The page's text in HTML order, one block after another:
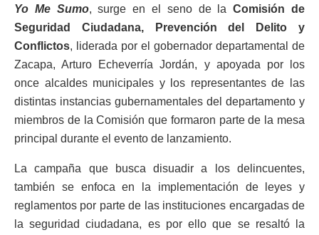
Yo Me Sumo, surge en el seno de laComisión de
Seguridad Ciudadana,
Prevención del Delito y
Conflictos, liderada por el gobernador departamental de
Zacapa, Arturo Echeverría Jordán, y apoyada por los
once alcaldes municipales y los representantes de las
distintas instancias gubernamentales del departamento y
miembros de la Comisión que formaron parte de la mesa
principal durante el evento de lanzamiento.
La campaña que busca disuadir a los delincuentes,
también se enfoca en la implementación de leyes y
reglamentos por parte de las instituciones encargadas de
la seguridad ciudadana, es por ello que se resaltó la